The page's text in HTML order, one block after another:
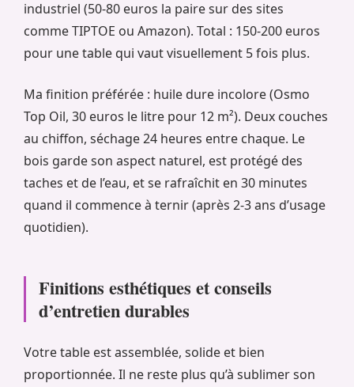
industriel (50-80 euros la paire sur des sites
comme TIPTOE ou Amazon). Total : 150-200 euros
pour une table qui vaut visuellement 5 fois plus.
Ma finition préférée : huile dure incolore (Osmo
Top Oil, 30 euros le litre pour 12 m²). Deux couches
au chiffon, séchage 24 heures entre chaque. Le
bois garde son aspect naturel, est protégé des
taches et de l’eau, et se rafraîchit en 30 minutes
quand il commence à ternir (après 2-3 ans d’usage
quotidien).
Finitions esthétiques et conseils
d’entretien durables
Votre table est assemblée, solide et bien
proportionnée. Il ne reste plus qu’à sublimer son